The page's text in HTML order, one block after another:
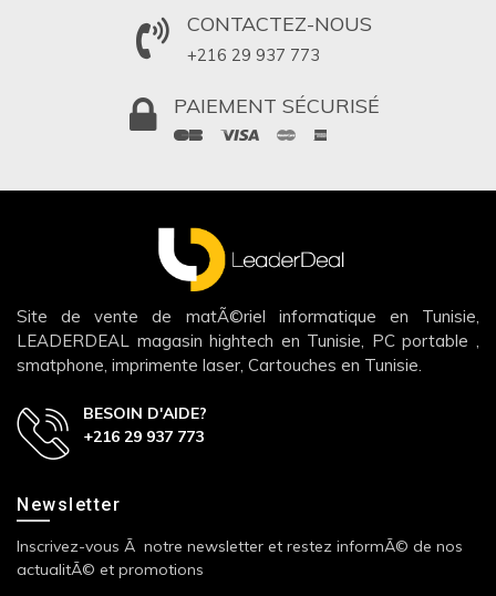
CONTACTEZ-NOUS
+216 29 937 773
PAIEMENT SÉCURISÉ
Site de vente de matÃ©riel informatique en Tunisie,
LEADERDEAL magasin hightech en Tunisie, PC portable ,
smatphone, imprimente laser, Cartouches en Tunisie.
BESOIN D'AIDE?
+216 29 937 773
Newsletter
Inscrivez-vous Ã notre newsletter et restez informÃ© de nos
actualitÃ© et promotions